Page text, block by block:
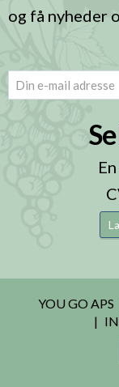
og få nyheder
email (Påkrævet)
YOU GO APS